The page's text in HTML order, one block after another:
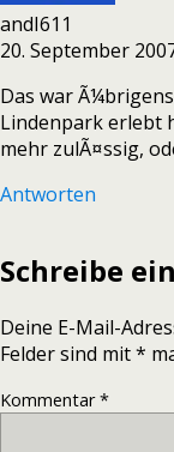
andI611
20. September
Das war
Lindenpark erlebt
mehr zulÃ¤ssig,
Antworten
Schreibe
Deine E-Mail-
Felder sind mit*
Kommentar*